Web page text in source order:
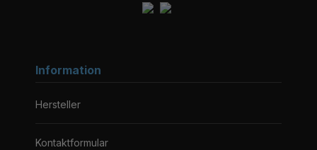
Information
Hersteller
Kontaktformular